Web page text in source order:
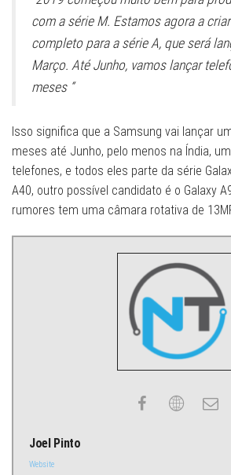
com a série M. Estamos agora a
completo para a série A, que será
Março. Até Junho, vamos lançar
meses “
Isso significa que a Samsung vai lançar
meses até Junho, pelo menos na Índia,
telefones, e todos eles parte da série
A40, outro possível candidato é o Galaxy
rumores tem uma câmara rotativa de
Joel Pinto
Website